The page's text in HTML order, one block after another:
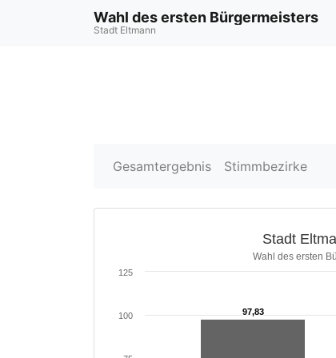
Wahl des ersten Bürgermeisters
Stadt Eltmann
Gesamtergebnis Stimmbezirke
Stadt
Wahl des ersten
97,83
97,83
100
125